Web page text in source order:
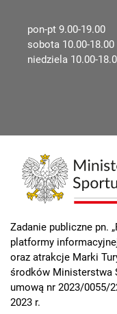
pon-pt 9.00-19.00
sobota 10.00-18.00
niedziela 10.00-
Zadanie publiczne pn.
platformy
oraz atrakcje Marki
środków Ministerstwa
umową nr 2023/0055/
2023 r.